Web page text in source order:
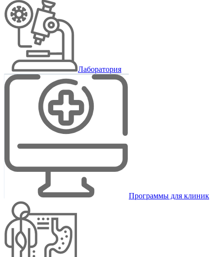
Лаборатория
Программы для клиник